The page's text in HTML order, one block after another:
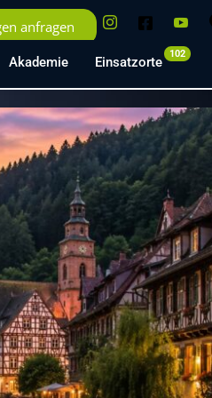
anfragen
Akademie Einsatzorte
102